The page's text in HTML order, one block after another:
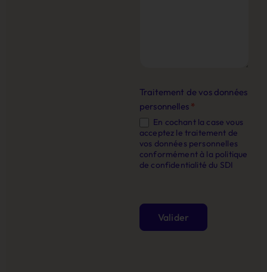
Traitement de vos données
personnelles *
En cochant la case vous
acceptez le traitement de
vos données personnelles
conformément à la politique
de confidentialité du SDI
Valider